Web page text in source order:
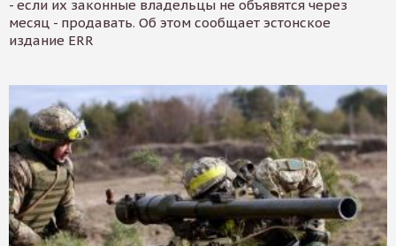
- если их законные владельцы не объявятся через
месяц - продавать. Об этом сообщает эстонское
издание ERR